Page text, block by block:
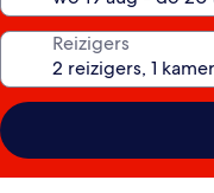
Reizigers